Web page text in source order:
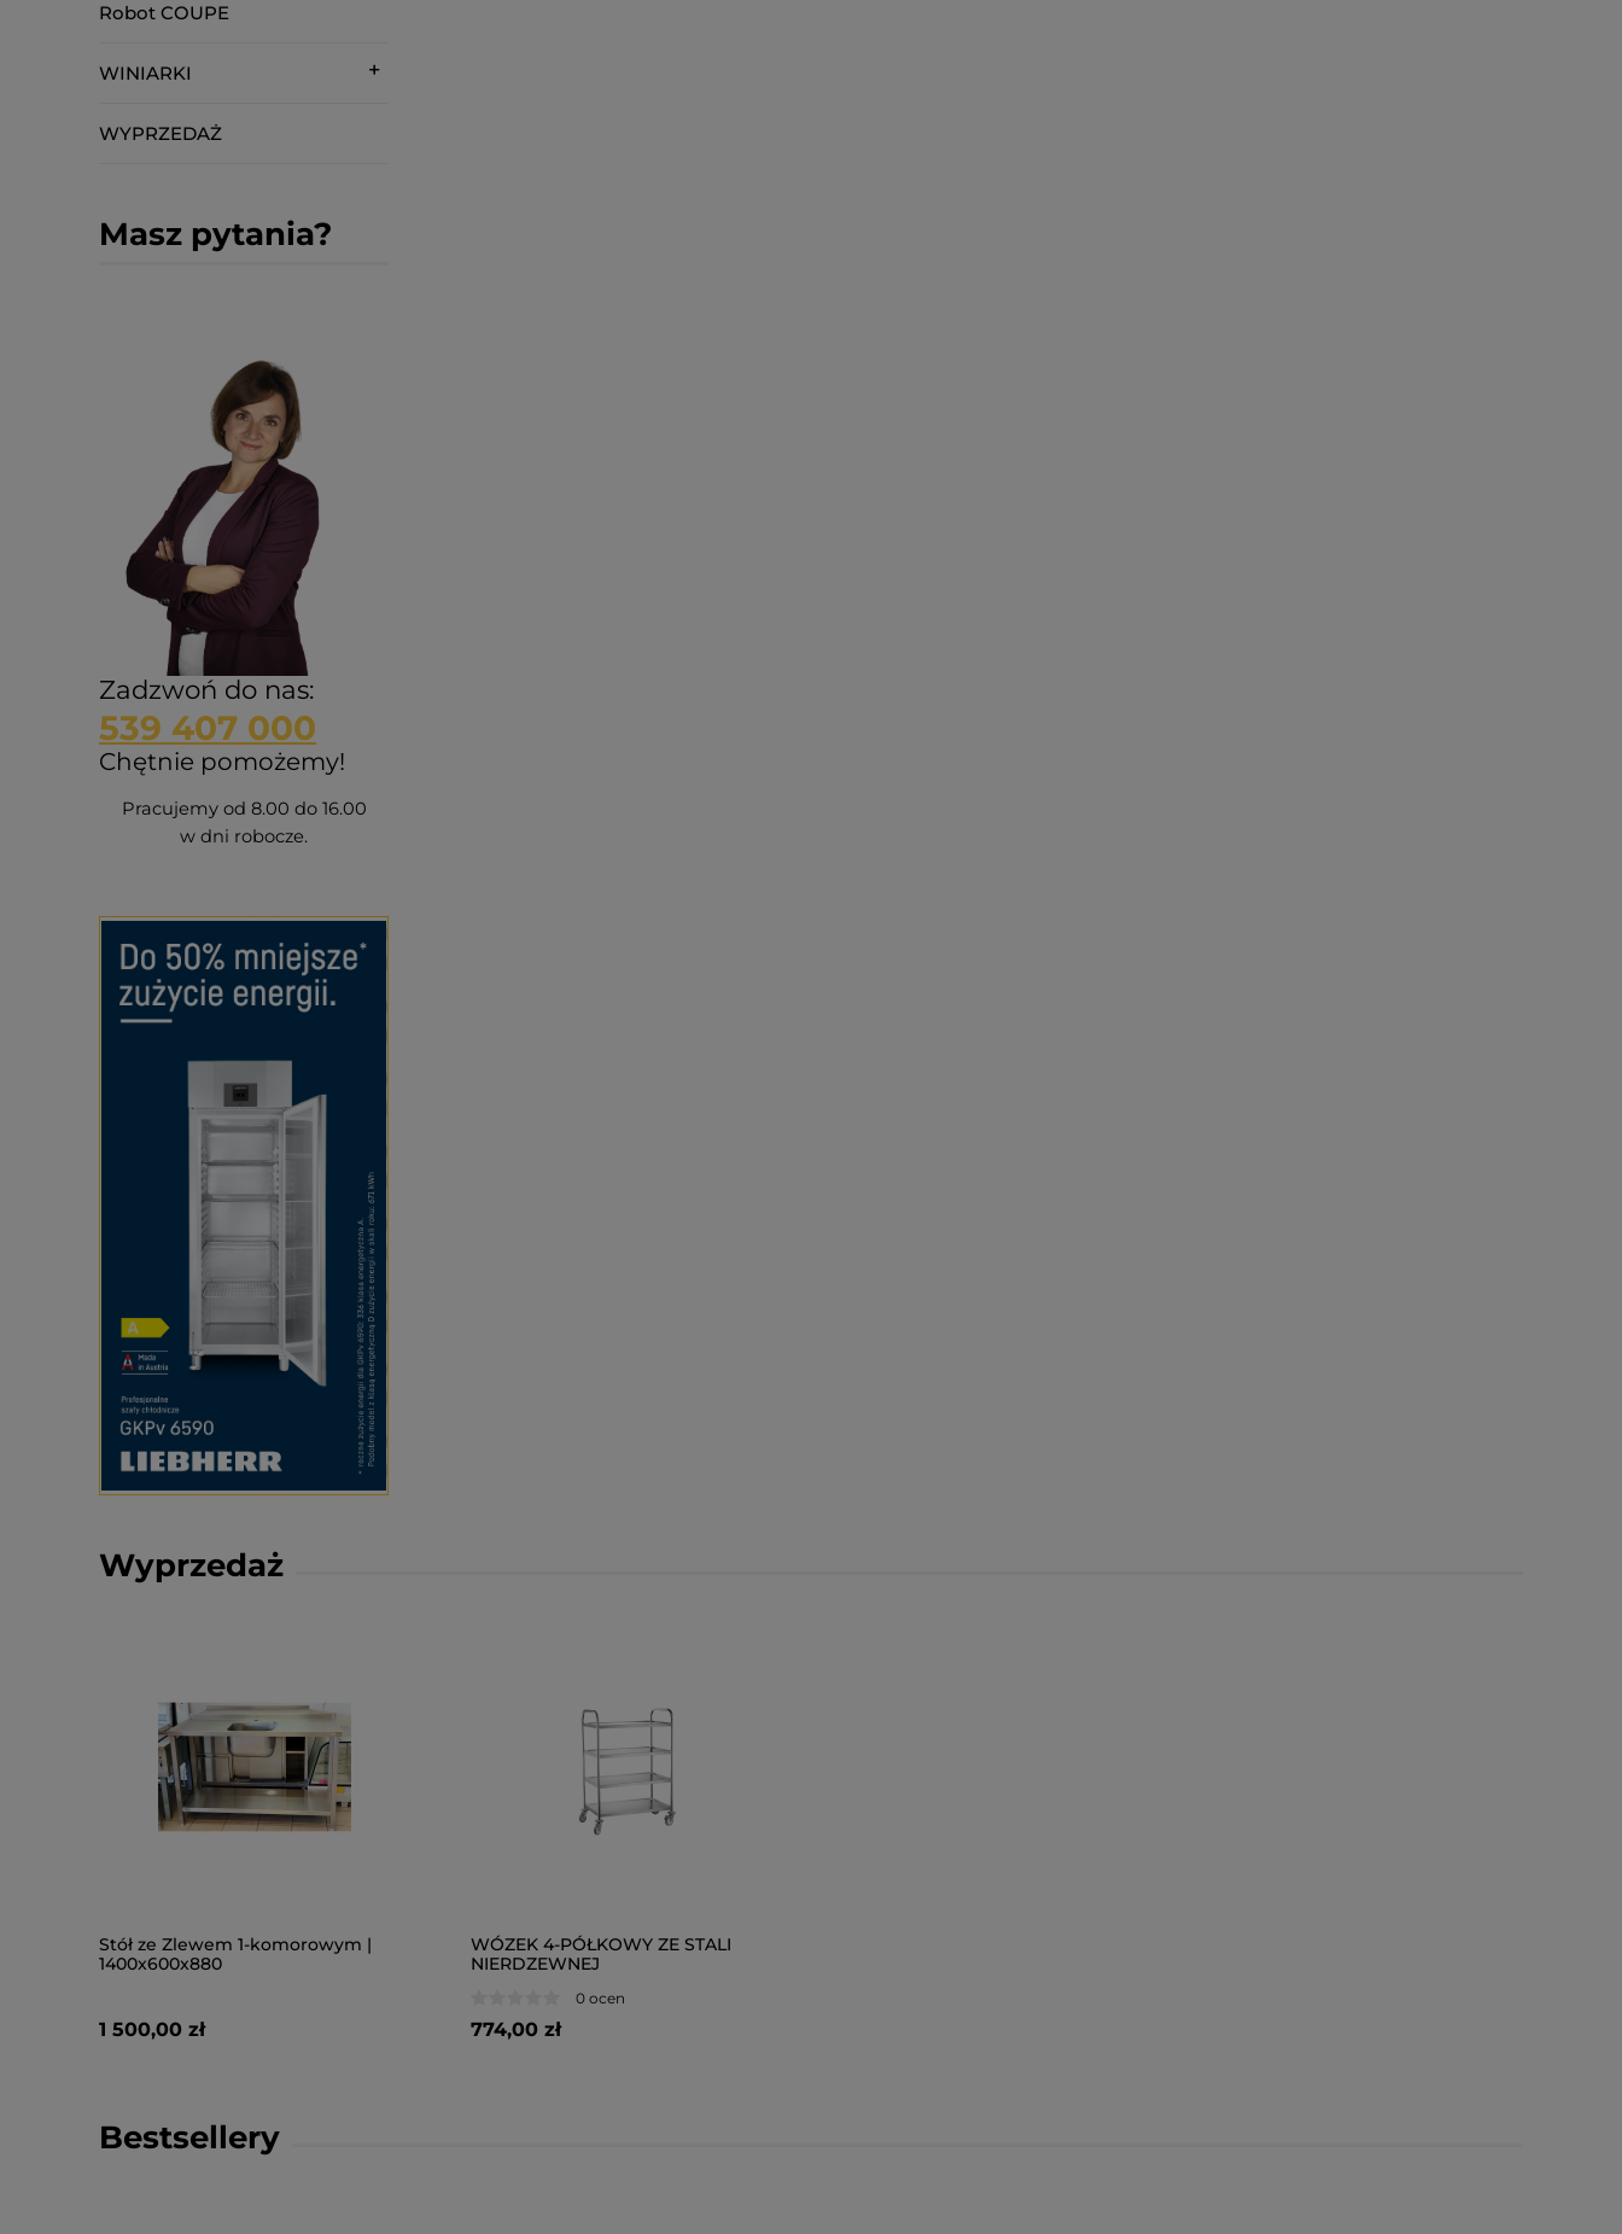
Robot COUPE
WINIARKI
WYPRZEDAŻ
Masz pytania?
Zadzwoń do nas:
539 407 000
Chętnie pomożemy!
Pracujemy od 8.00 do 16.00
w dni robocze.
Wyprzedaż
Stół ze Zlewem 1-komorowym |
1400x600x880
1 500,00 zł
WÓZEK 4-PÓŁKOWY ZE STALI
NIERDZEWNEJ
0 ocen
774,00 zł
Bestsellery